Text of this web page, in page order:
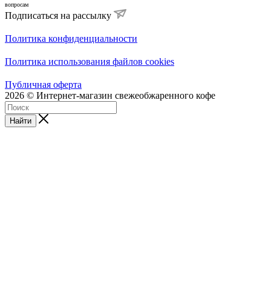
вопросам
Подписаться на рассылку
Политика конфиденциальности
Политика использования файлов cookies
Публичная оферта
2026 © Интернет-магазин свежеобжаренного кофе
Найти